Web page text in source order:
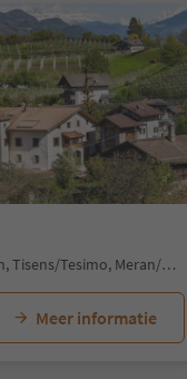
Prissiano/Prissian, Tisens/Tesimo, Meran/Merano and environs
Meer informatie